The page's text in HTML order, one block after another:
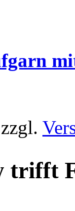
trifft